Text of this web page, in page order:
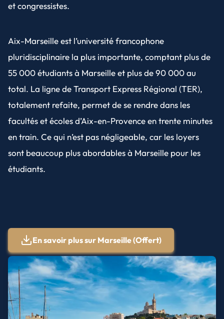
et congressistes.
Aix-Marseille est l’université francophone
pluridisciplinaire la plus importante, comptant plus de
55 000 étudiants à Marseille et plus de 90 000 au
total. La ligne de Transport Express Régional (TER),
totalement refaite, permet de se rendre dans les
facultés et écoles d’Aix-en-Provence en trente minutes
en train. Ce qui n’est pas négligeable, car les loyers
sont beaucoup plus abordables à Marseille pour les
étudiants.
En savoir plus sur Marseille(Offert)